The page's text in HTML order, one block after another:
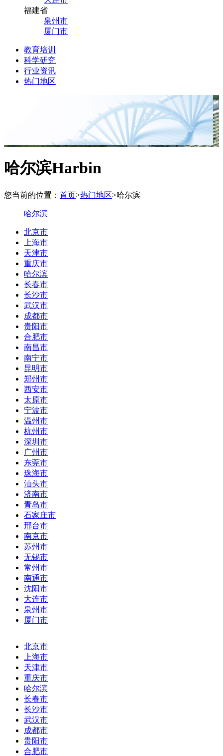
福建省
泉州市
厦门市
教育培训
科学研究
行业资讯
热门地区
哈尔滨Harbin
您当前的位置： 首页>热门地区>哈尔滨
哈尔滨
北京市
上海市
天津市
重庆市
哈尔滨
长春市
长沙市
武汉市
成都市
贵阳市
合肥市
南昌市
南宁市
昆明市
郑州市
西安市
太原市
宁波市
温州市
杭州市
深圳市
广州市
东莞市
珠海市
汕头市
济南市
青岛市
石家庄市
邢台市
南京市
苏州市
无锡市
常州市
南通市
沈阳市
大连市
泉州市
厦门市
北京市
上海市
天津市
重庆市
哈尔滨
长春市
长沙市
武汉市
成都市
贵阳市
合肥市